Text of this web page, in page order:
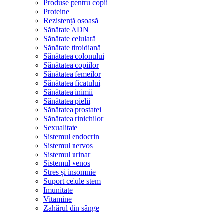
Produse pentru copii
Proteine
Rezistență osoasă
Sănătate ADN
Sănătate celulară
Sănătate tiroidiană
Sănătatea colonului
Sănătatea copiilor
Sănătatea femeilor
Sănătatea ficatului
Sănătatea inimii
Sănătatea pielii
Sănătatea prostatei
Sănătatea rinichilor
Sexualitate
Sistemul endocrin
Sistemul nervos
Sistemul urinar
Sistemul venos
Stres și insomnie
Suport celule stem
Imunitate
Vitamine
Zahărul din sânge